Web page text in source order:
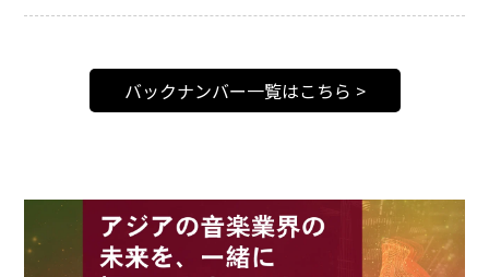
バックナンバー一覧はこちら >